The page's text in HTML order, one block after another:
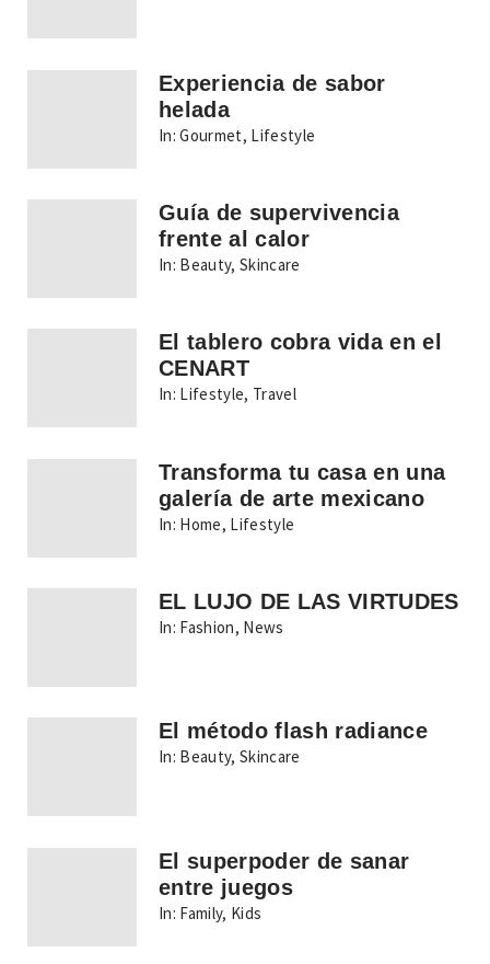
Experiencia de sabor
helada
In: Gourmet, Lifestyle
Guía de supervivencia
frente al calor
In: Beauty,Skincare
El tablero cobra vida en el
CENART
In: Lifestyle, Travel
Transforma tu casa en una
galería de arte mexicano
In: Home, Lifestyle
EL LUJO DE LAS VIRTUDES
In: Fashion, News
El método flash radiance
In: Beauty,Skincare
El superpoder de sanar
entre juegos
In: Family, Kids